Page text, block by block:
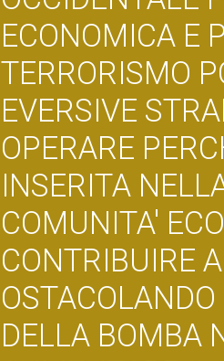
ECONOMICA E
TERRORISMO
EVERSIVE
OPERARE
INSERITA
COMUNITA'
CONTRIBUIRE
DELLA BOMBA